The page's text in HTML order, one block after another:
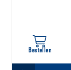
Bestellen